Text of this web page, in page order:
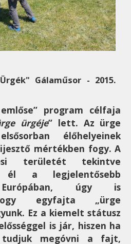
Ürgék" Gálaműsor - 2015.
program célfaja
ürgéje” lett. Az ürge
élőhelyeinek
mértékben fogy. A
területét tekintve
él a legjelentősebb
Európában, úgy is
egyfajta „ürge
Ez a kiemelt státusz
is jár, hiszen ha
tudjuk megóvni a fajt,